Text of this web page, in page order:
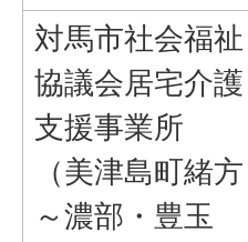
対馬市社会福祉
協議会居宅介護
支援事業所
（美津島町緒方
～濃部・豊玉